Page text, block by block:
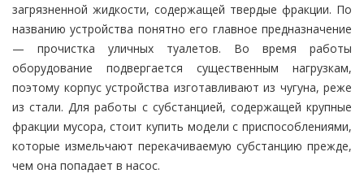
загрязненной жидкости, содержащей твердые фракции. По
названию устройства понятно его главное предназначение
— прочистка уличных туалетов. Во время работы
оборудование подвергается существенным нагрузкам,
поэтому корпус устройства изготавливают из чугуна, реже
из стали. Для работы с субстанцией, содержащей крупные
фракции мусора, стоит купить модели с приспособлениями,
которые измельчают перекачиваемую субстанцию прежде,
чем она попадает в насос.